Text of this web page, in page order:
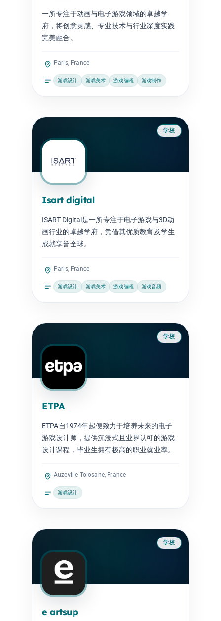
一所专注于动画与电子游戏领域的卓越学
府，将创意灵感、专业技术与行业深度实践
完美融合。
Paris, France
游戏设计 游戏美术 游戏编程 游戏制作
学校
Isart digital
ISART Digital是一所专注于电子游戏与3D动
画行业的卓越学府，凭借其优质教育及学生
成就享誉全球。
Paris, France
游戏设计 游戏美术 游戏编程 游戏音频
学校
ETPA
ETPA自1974年起便致力于培养未来的电子
游戏设计师，提供沉浸式且业界认可的游戏
设计课程，毕业生拥有极高的职业就业率。
Auzeville-Tolosane, France
游戏设计
学校
e artsup